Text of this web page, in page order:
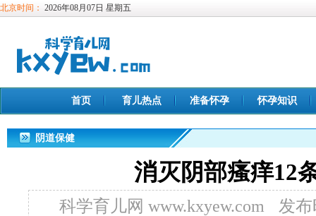
北京时间： 2026年08月07日 星期五
首页 育儿热点 准备怀孕 怀孕知识
阴道保健
消灭阴部瘙痒12
科学育儿网 www.kxyew.com 发布